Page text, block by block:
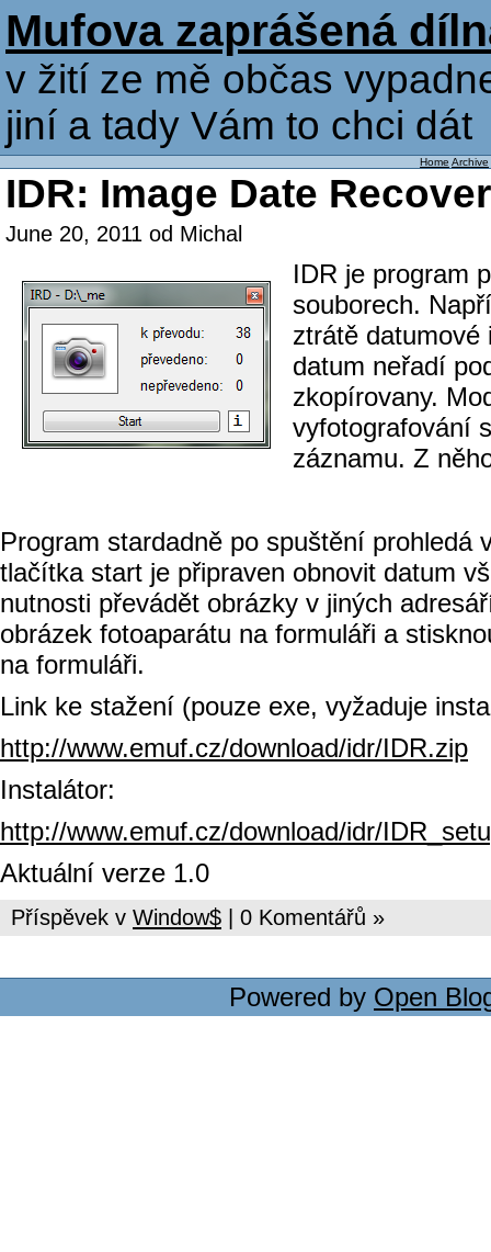
Mufova zaprášená
v žití ze mě občas
jiní a tady Vám to chci dát
Home Archive
IDR: Image Date
June 20, 2011 od Michal
IDR je program
souborech.
ztrátě
datum neřadí
zkopírovany.
vyfotografování
záznamu. Z
Program stardadně po spuštění
tlačítka start je připraven obnovit datum
nutnosti převádět obrázky v jiných
obrázek fotoaparátu na formuláři a
na formuláři.
Link ke stažení (pouze exe, vyžaduje
http://www.emuf.cz/download/idr/IDR.zip
Instalátor:
http://www.emuf.cz/download/idr/
Aktuální verze 1.0
Příspěvek v Window$ | 0 Komentářů »
Powered by Open